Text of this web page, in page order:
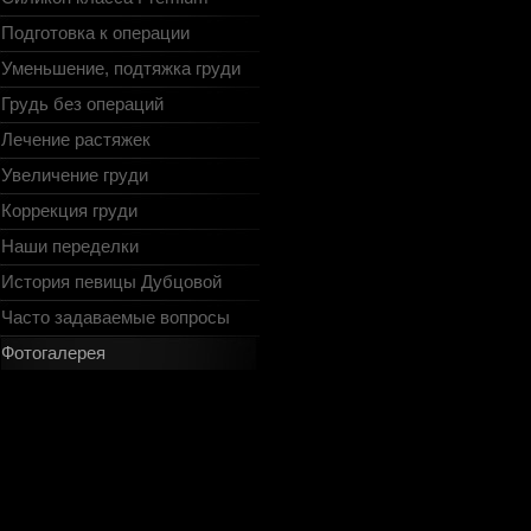
Подготовка к операции
Уменьшение, подтяжка груди
Грудь без операций
Лечение растяжек
Увеличение груди
Коррекция груди
Наши переделки
История певицы Дубцовой
Часто задаваемые вопросы
Фотогалерея